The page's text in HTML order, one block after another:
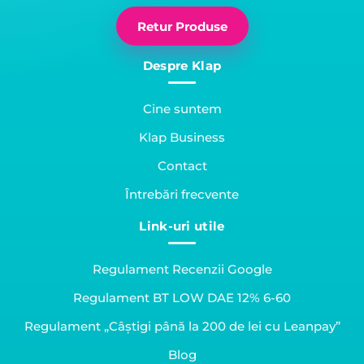
Retur Produse
Despre Klap
Cine suntem
Klap Business
Contact
Întrebări frecvente
Link-uri utile
Regulament Recenzii Google
Regulament BT LOW DAE 12% 6-60
Regulament „Câștigi până la 200 de lei cu Leanpay”
Blog